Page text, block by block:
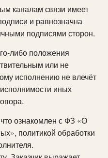
каналам связи имеет
и равнозначна
подписями сторон.
либо положения
или не
исполнению не влечёт
иных
что ознакомлен с ФЗ «О
политикой обработки